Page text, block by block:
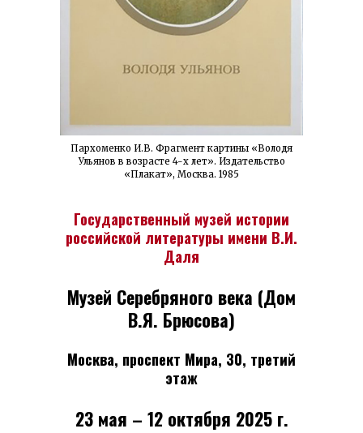
Пархоменко И.В. Фрагмент картины «Володя
Ульянов в возрасте 4-х лет». Издательство
«Плакат», Москва. 1985
Государственный музей истории
российской литературы имени В.И.
Даля
Музей Серебряного века (Дом
В.Я. Брюсова)
Москва, проспект Мира, 30, третий
этаж
23 мая – 12 октября 2025 г.